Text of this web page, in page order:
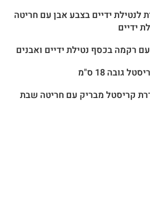
לנטילת ידיים בצבע אבן עם חריטה
ידיים
גובה 18 ס"מ
קריסטל מבריק עם חריטה שבת